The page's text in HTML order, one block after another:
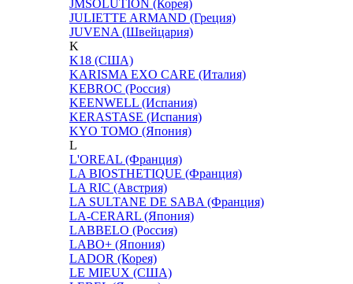
JMSOLUTION (Корея)
JULIETTE ARMAND (Греция)
JUVENA (Швейцария)
K
K18 (США)
KARISMA EXO CARE (Италия)
KEBROC (Россия)
KEENWELL (Испания)
KERASTASE (Испания)
KYO TOMO (Япония)
L
L'OREAL (Франция)
LA BIOSTHETIQUE (Франция)
LA RIC (Австрия)
LA SULTANE DE SABA (Франция)
LA-CERARL (Япония)
LABBELO (Россия)
LABO+ (Япония)
LADOR (Корея)
LE MIEUX (США)